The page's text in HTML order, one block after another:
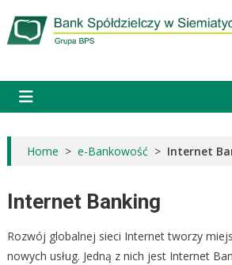
treści
to
content
Home > e-Bankowość > Internet
Internet Banking
Rozwój globalnej sieci Internet tworzy
nowych usług. Jedną z nich jest Internet